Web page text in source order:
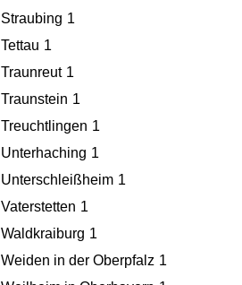
Straubing 1
Tettau 1
Traunreut 1
Traunstein 1
Treuchtlingen 1
Unterhaching 1
Unterschleißheim 1
Vaterstetten 1
Waldkraiburg 1
Weiden in der Oberpfalz 1